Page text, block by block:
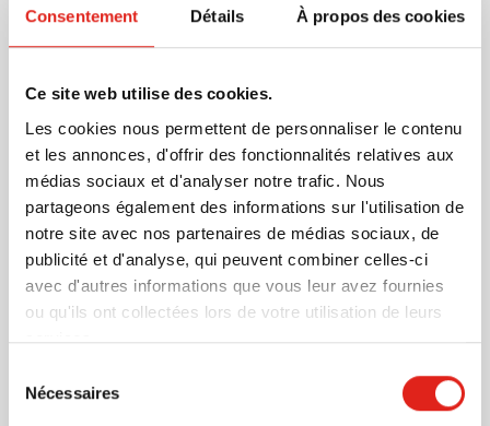
Consentement Détails À propos des cookies
Ce site web utilise des cookies.
Les cookies nous permettent de personnaliser le contenu
et les annonces, d'offrir des fonctionnalités relatives aux
médias sociaux et d'analyser notre trafic. Nous
partageons également des informations sur l'utilisation de
notre site avec nos partenaires de médias sociaux, de
publicité et d'analyse, qui peuvent combiner celles-ci
avec d'autres informations que vous leur avez fournies
ou qu'ils ont collectées lors de votre utilisation de leurs
services.
Nécessaires
Sac muni de longues poignées.
En savoir plus
Numéro d'article
32676
Marque
TopEarth
Matière
rPET
Grammage
110 gr/m²
Dimensions
45 cm x 15 cm x 33 cm (l
x l x h)
Diamètre
0 cm